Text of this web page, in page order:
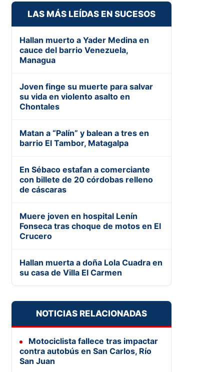
LAS MÁS LEÍDAS EN SUCESOS
Hallan muerto a Yader Medina en
cauce del barrio Venezuela,
Managua
Joven finge su muerte para salvar
su vida en violento asalto en
Chontales
Matan a “Palín” y balean a tres en
barrio El Tambor, Matagalpa
En Sébaco estafan a comerciante
con billete de 20 córdobas relleno
de cáscaras
Muere joven en hospital Lenín
Fonseca tras choque de motos en El
Crucero
Hallan muerta a doña Lola Cuadra en
su casa de Villa El Carmen
NOTICIAS RELACIONADAS
Motociclista fallece tras impactar
contra autobús en San Carlos, Río
San Juan